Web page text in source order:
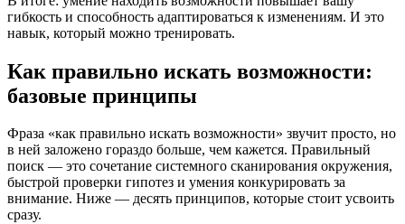
гибкость и способность адаптироваться к изменениям. И это
навык, который можно тренировать.
Как правильно искать возможности:
базовые принципы
Фраза «как правильно искать возможности» звучит просто, но
в ней заложено гораздо больше, чем кажется. Правильный
поиск — это сочетание системного сканирования окружения,
быстрой проверки гипотез и умения конкурировать за
внимание. Ниже — десять принципов, которые стоит усвоить
сразу.